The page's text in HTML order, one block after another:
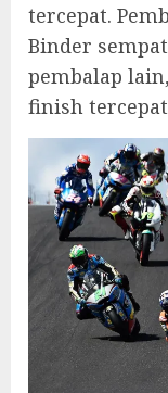
tercepat.
Binder
pembalap
finish